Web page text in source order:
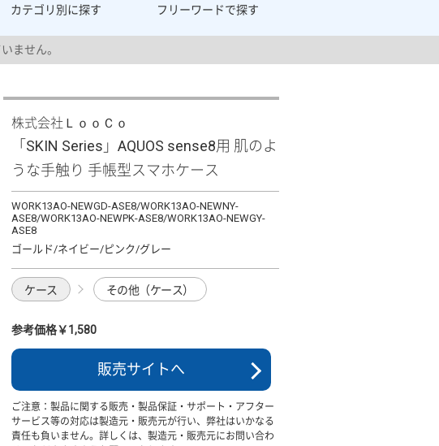
カテゴリ別に探す フリーワードで探す
ません。
株式会社ＬｏｏＣｏ
「SKIN Series」AQUOS sense8用 肌のよ
うな手触り 手帳型スマホケース
WORK13AO-NEWGD-ASE8/WORK13AO-NEWNY-
ASE8/WORK13AO-NEWPK-ASE8/WORK13AO-NEWGY-
ASE8
ゴールド/ネイビー/ピンク/グレー
ケース その他（ケース）
参考価格￥1,580
販売サイトへ
ご注意：製品に関する販売・製品保証・サポート・アフター
サービス等の対応は製造元・販売元が行い、弊社はいかなる
責任も負いません。詳しくは、製造元・販売元にお問い合わ